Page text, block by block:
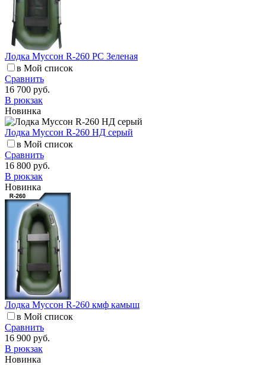
Лодка Муссон R-260 РС Зеленая
в Мой список
Сравнить
16 700 руб.
В рюкзак
Новинка
Лодка Муссон R-260 НД серый
в Мой список
Сравнить
16 800 руб.
В рюкзак
Новинка
Лодка Муссон R-260 кмф камыш
в Мой список
Сравнить
16 900 руб.
В рюкзак
Новинка